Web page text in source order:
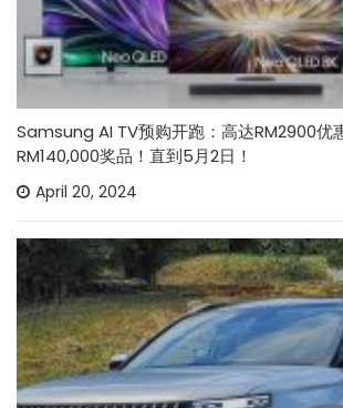
Samsung AI TV预购开跑：高达RM2900优
RM140,000奖品！直到5月2日！
April 20, 2024